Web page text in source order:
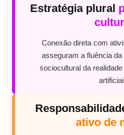
Estratégia plural
Conexão direta com
asseguram a fluência
sociocultural da
ativo de